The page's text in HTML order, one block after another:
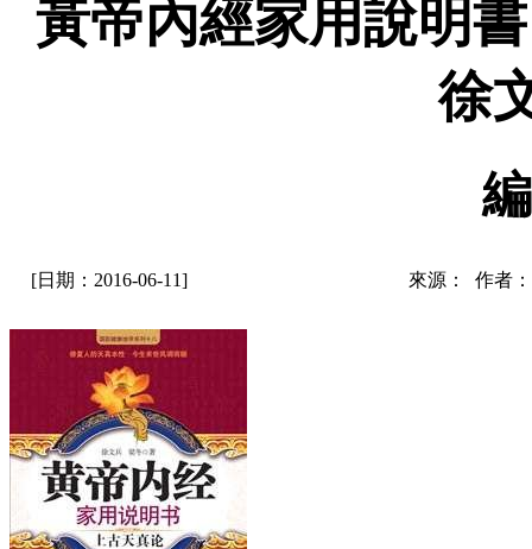
黃帝內經家用說
徐
[日期：2016-06-11] 來源： 作者